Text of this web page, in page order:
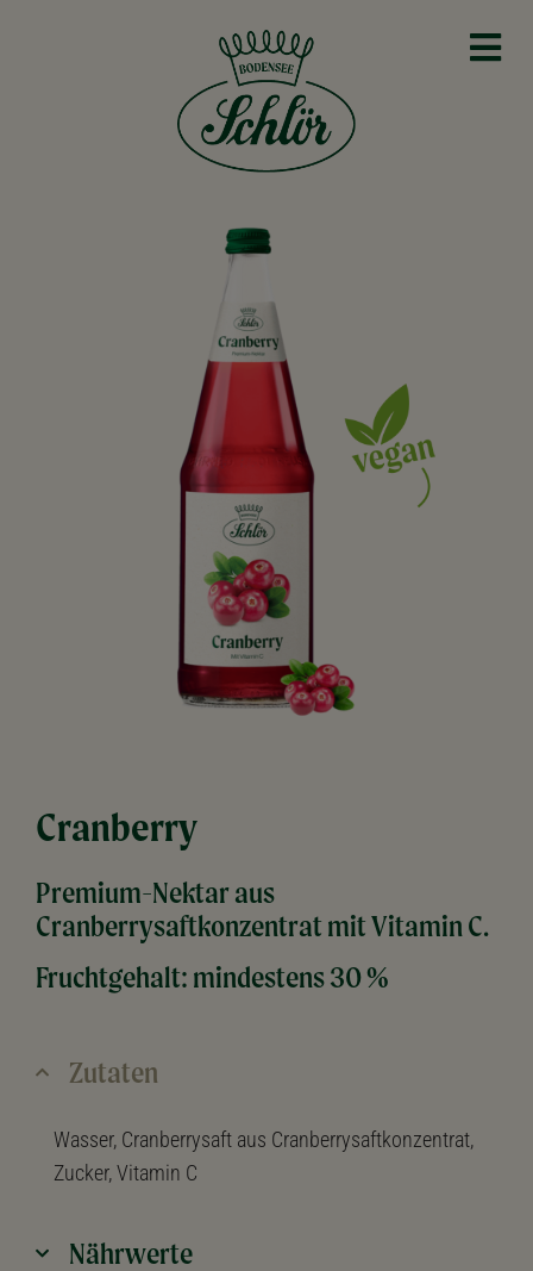
Cranberry
Premium-Nektar aus
Cranberrysaftkonzentrat mit Vitamin C.
Fruchtgehalt: mindestens 30 %
Zutaten
Wasser, Cranberrysaft aus Cranberrysaftkonzentrat,
Zucker, Vitamin C
Nährwerte